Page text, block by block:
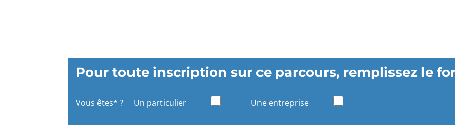
Pour toute inscription sur ce parcours, remplissez le
Vous êtes* ? Un particulier Une entreprise